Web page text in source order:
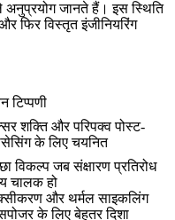
जानते हैं। इस स्थिति
फिर विस्तृत इंजीनियरिंग
टिप्पणी
शक्ति और परिपक्व पोस्ट-
के लिए चयनित
विकल्प जब संक्षारण प्रतिरोध
चालक हो
और थर्मल साइकलिंग
के लिए बेहतर दिशा